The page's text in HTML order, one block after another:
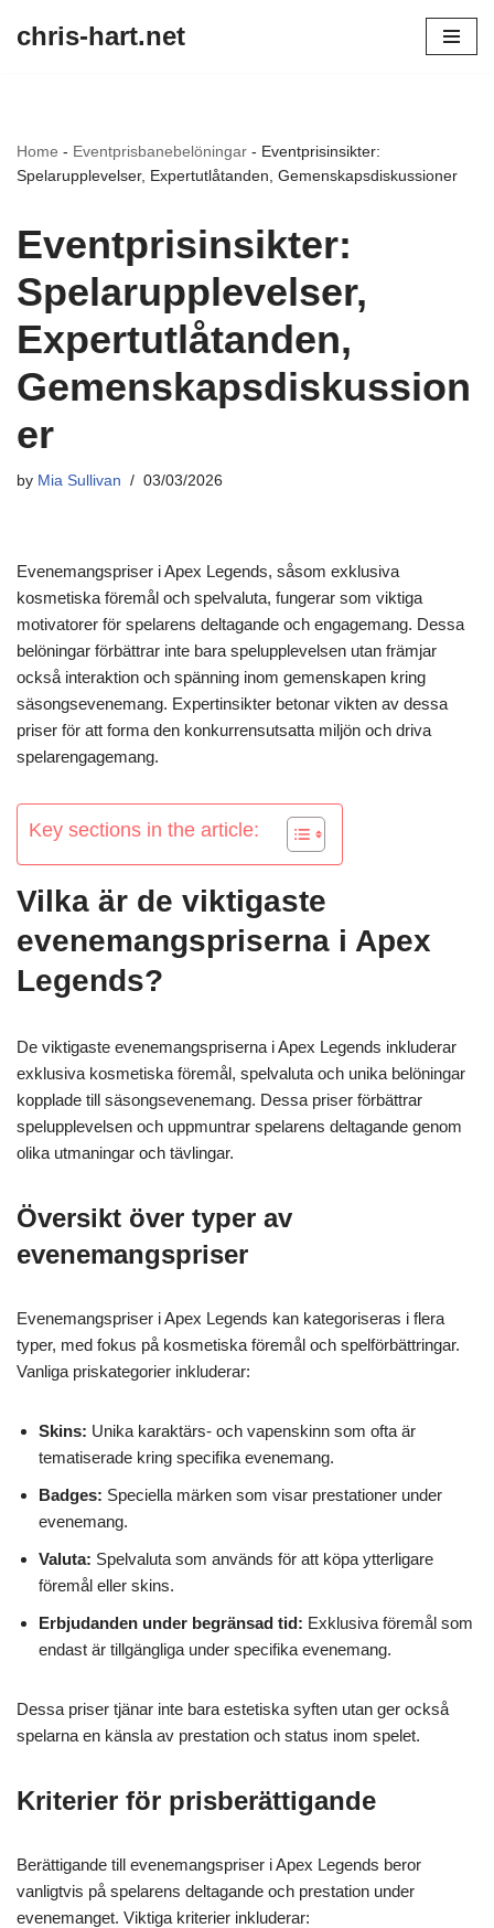
chris-hart.net
Home - Eventprisbanebelöningar - Eventprisinsikter:
Spelarupplevelser, Expertutlåtanden, Gemenskapsdiskussioner
Eventprisinsikter:
Spelarupplevelser,
Expertutlåtanden,
Gemenskapsdiskussion
er
by Mia Sullivan 03/03/2026
Evenemangspriser i Apex Legends, såsom exklusiva
kosmetiska föremål och spelvaluta, fungerar som viktiga
motivatorer för spelarens deltagande och engagemang. Dessa
belöningar förbättrar inte bara spelupplevelsen utan främjar
också interaktion och spänning inom gemenskapen kring
säsongsevenemang. Expertinsikter betonar vikten av dessa
priser för att forma den konkurrensutsatta miljön och driva
spelarengagemang.
Key sections in the article:
Vilka är de viktigaste
evenemangspriserna i Apex
Legends?
De viktigaste evenemangspriserna i Apex Legends inkluderar
exklusiva kosmetiska föremål, spelvaluta och unika belöningar
kopplade till säsongsevenemang. Dessa priser förbättrar
spelupplevelsen och uppmuntrar spelarens deltagande genom
olika utmaningar och tävlingar.
Översikt över typer av
evenemangspriser
Evenemangspriser i Apex Legends kan kategoriseras i flera
typer, med fokus på kosmetiska föremål och spelförbättringar.
Vanliga priskategorier inkluderar:
Skins: Unika karaktärs- och vapenskinn som ofta är
tematiserade kring specifika evenemang.
Badges: Speciella märken som visar prestationer under
evenemang.
Valuta: Spelvaluta som används för att köpa ytterligare
föremål eller skins.
Erbjudanden under begränsad tid: Exklusiva föremål som
endast är tillgängliga under specifika evenemang.
Dessa priser tjänar inte bara estetiska syften utan ger också
spelarna en känsla av prestation och status inom spelet.
Kriterier för prisberättigande
Berättigande till evenemangspriser i Apex Legends beror
vanligtvis på spelarens deltagande och prestation under
evenemanget. Viktiga kriterier inkluderar: